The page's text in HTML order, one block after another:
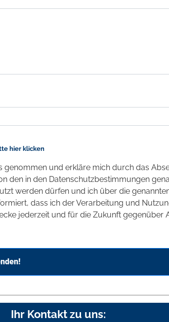
hier klicken
genommen und erkläre mich durch das
den in den Datenschutzbestimmungen
werden dürfen und ich über die
dass ich der Verarbeitung und
jederzeit und für die Zukunft gegenüber
Ihr Kontakt zu uns: